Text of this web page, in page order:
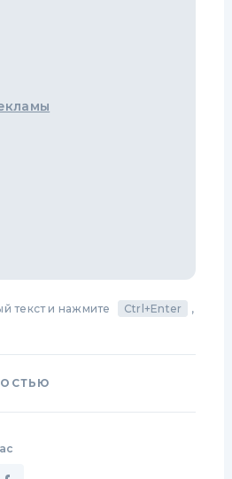
текст и нажмите Ctrl+Enter
,